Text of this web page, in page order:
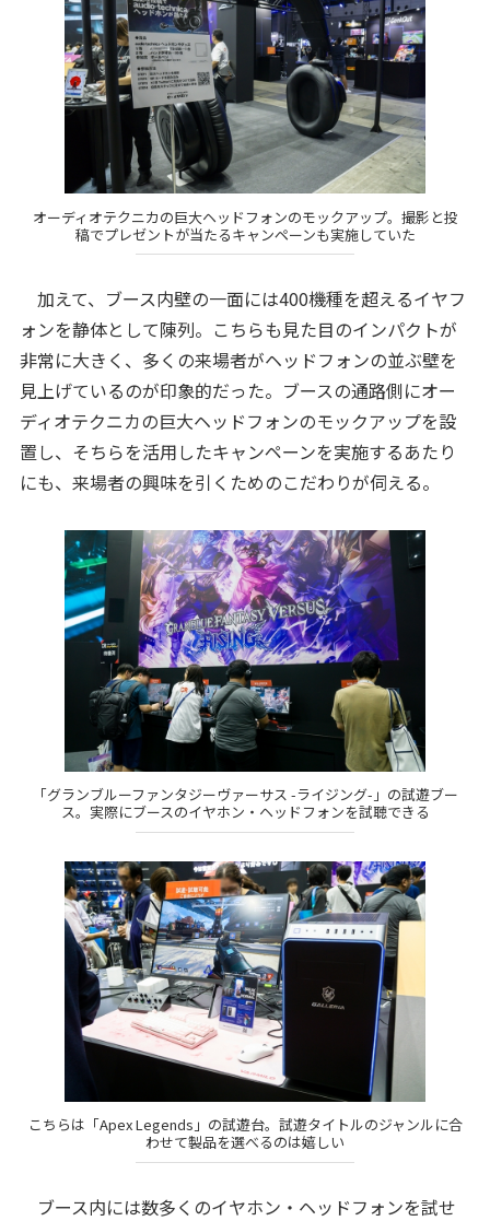
オーディオテクニカの巨大ヘッドフォンのモックアップ。撮影と投
稿でプレゼントが当たるキャンペーンも実施していた
加えて、ブース内壁の一面には400機種を超えるイヤフ
ォンを静体として陳列。こちらも見た目のインパクトが
非常に大きく、多くの来場者がヘッドフォンの並ぶ壁を
見上げているのが印象的だった。ブースの通路側にオー
ディオテクニカの巨大ヘッドフォンのモックアップを設
置し、そちらを活用したキャンペーンを実施するあたり
にも、来場者の興味を引くためのこだわりが伺える。
「グランブルーファンタジーヴァーサス -ライジング-」の試遊ブー
ス。実際にブースのイヤホン・ヘッドフォンを試聴できる
こちらは「Apex Legends」の試遊台。試遊タイトルのジャンルに合
わせて製品を選べるのは嬉しい
ブース内には数多くのイヤホン・ヘッドフォンを試せ